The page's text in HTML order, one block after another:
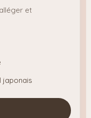
et
japonais